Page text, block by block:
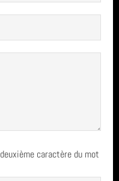
deuxième caractère du mot